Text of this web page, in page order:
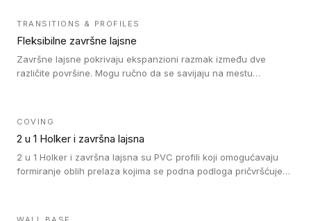
TRANSITIONS & PROFILES
Fleksibilne završne lajsne
Završne lajsne pokrivaju ekspanzioni razmak između dve
različite površine. Mogu ručno da se savijaju na mestu
(kompaktni i akustički), kao i sa podnim oblogama od linoleuma.
COVING
2 u 1 Holker i završna lajsna
2 u 1 Holker i završna lajsna su PVC profili koji omogućavaju
formiranje oblih prelaza kojima se podna podloga pričvršćuje